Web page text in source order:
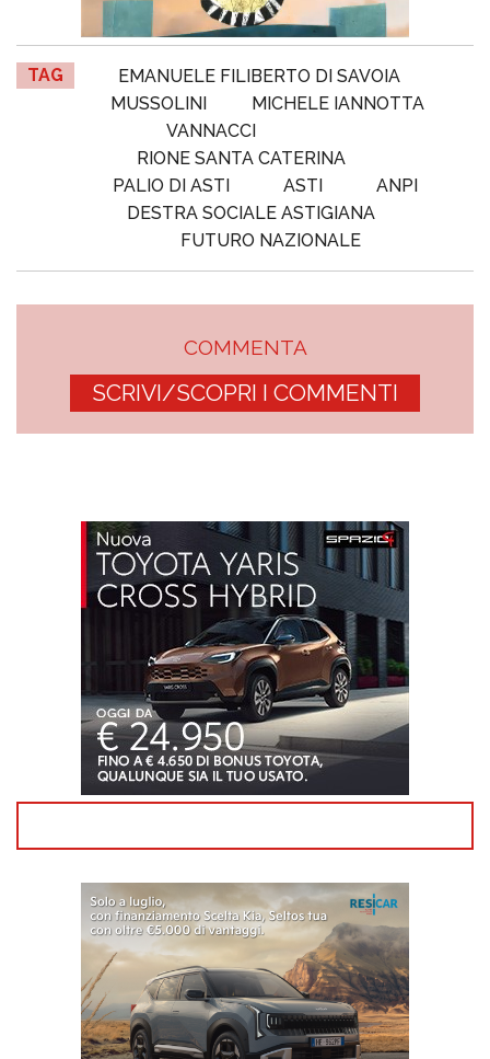
TAG
EMANUELE FILIBERTO DI SAVOIA
MUSSOLINI
MICHELE IANNOTTA
VANNACCI
RIONE SANTA CATERINA
PALIO DI ASTI
ASTI
ANPI
DESTRA SOCIALE ASTIGIANA
FUTURO NAZIONALE
COMMENTA
SCRIVI/SCOPRI I COMMENTI